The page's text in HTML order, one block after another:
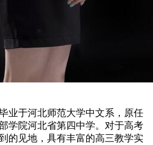
业于河北师范大学中文系，原任
学院河北省第四中学。对于高考
的见地，具有丰富的高三教学实